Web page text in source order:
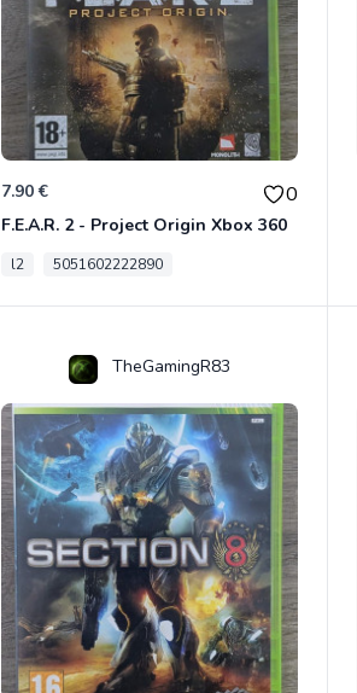
7.90 € 0
F.E.A.R. 2 - Project Origin Xbox 360
l2 5051602222890
TheGamingR83